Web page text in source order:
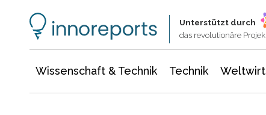
Unterstützt durch
das revolutionäre
Wissenschaft & Technik Technik